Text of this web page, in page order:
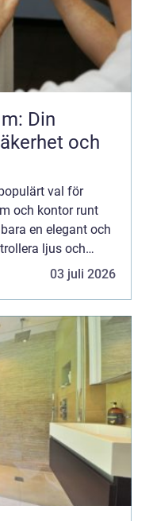
Din
och
val för
och kontor runt
en elegant och
ljus och
03 juli 2026